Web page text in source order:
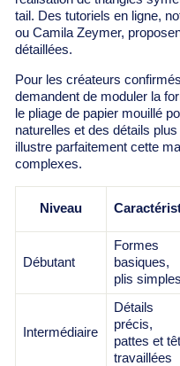
tail. Des tutoriels en ligne,
ou Camila Zeymer,
détaillées.
Pour les créateurs
demandent de moduler la
le pliage de papier mouillé
naturelles et des détails
illustre parfaitement cette
complexes.
Niveau
Débutant
Formes
basiques,
plis simples
Intermédiaire
Détails
précis,
pattes et
travaillées